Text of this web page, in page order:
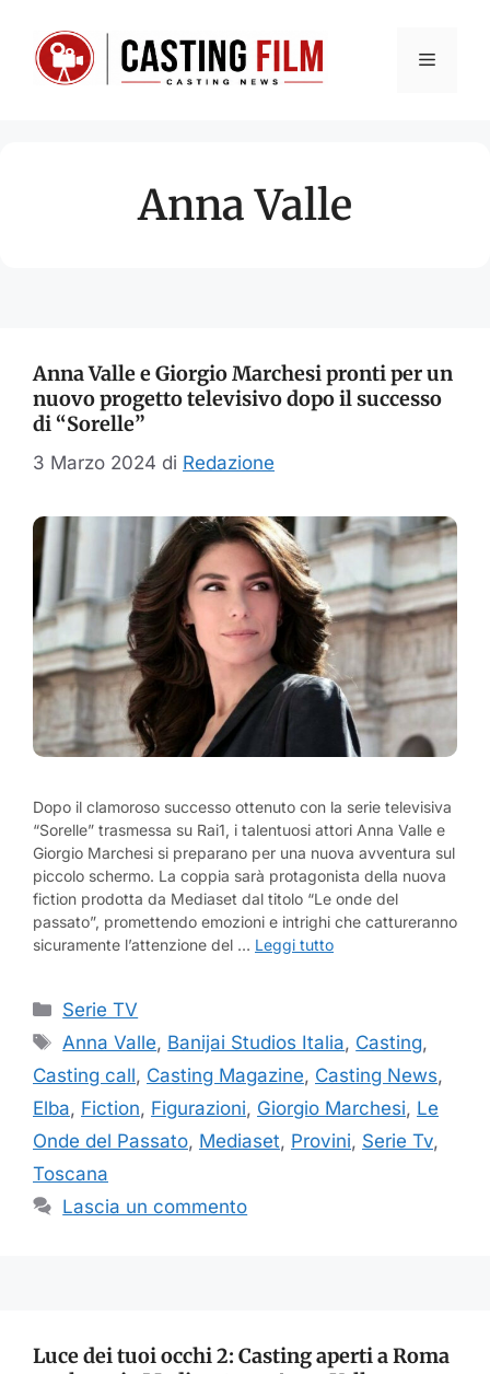
contenuto
Menu
Anna Valle
Anna Valle e Giorgio Marchesi pronti per un
nuovo progetto televisivo dopo il successo
di “Sorelle”
3 Marzo 2024 di Redazione
Dopo il clamoroso successo ottenuto con la serie televisiva
“Sorelle” trasmessa su Rai1, i talentuosi attori Anna Valle e
Giorgio Marchesi si preparano per una nuova avventura sul
piccolo schermo. La coppia sarà protagonista della nuova
fiction prodotta da Mediaset dal titolo “Le onde del
passato”, promettendo emozioni e intrighi che cattureranno
sicuramente l’attenzione del … Leggi tutto
Categorie
Serie TV
Tag
Anna Valle, Banijai Studios Italia, Casting,
Casting call, Casting Magazine, Casting News,
Elba, Fiction, Figurazioni, Giorgio Marchesi, Le
Onde del Passato, Mediaset, Provini, Serie Tv,
Toscana
Lascia un commento
Luce dei tuoi occhi 2: Casting aperti a Roma